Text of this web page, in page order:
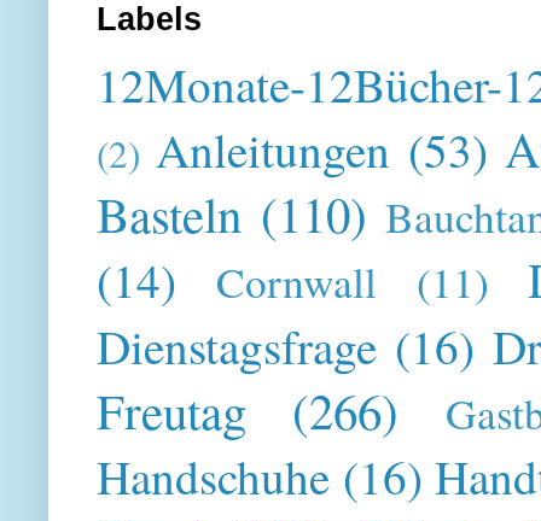
Labels
12Monate-12Bücher-
(2) Anleitungen (53)
Basteln (110)
(14) Cornwall (11)
Dienstagsfrage (16)
Freutag (266)
Handschuhe (16)